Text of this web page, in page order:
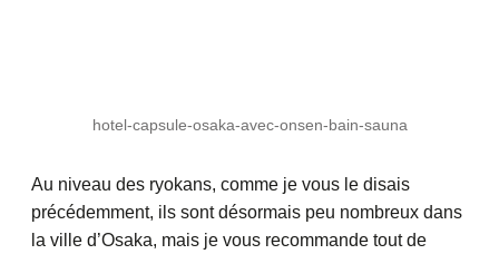
hotel-capsule-osaka-avec-onsen-bain-sauna
Au niveau des ryokans, comme je vous le disais
précédemment, ils sont désormais peu nombreux dans
la ville d’Osaka, mais je vous recommande tout de